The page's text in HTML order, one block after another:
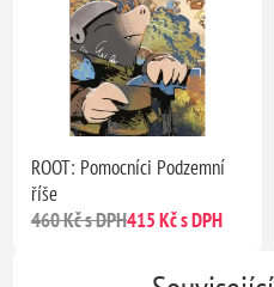
ROOT: Pomocníci Podzemní
říše
460 Kč s DPH415 Kč s DPH